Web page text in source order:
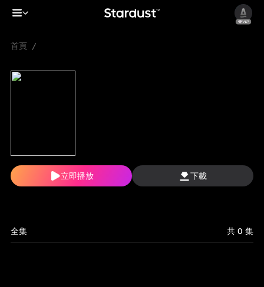
首頁 /
立即播放 下載
全集 共 0 集